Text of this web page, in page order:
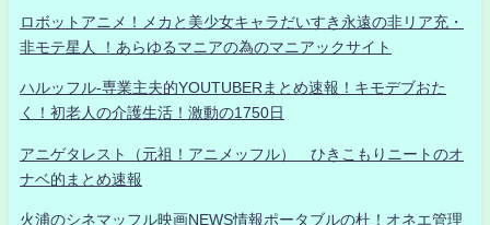
ロボットアニメ！メカと美少女キャラだいすき永遠の非リア充・
非モテ星人 ！あらゆるマニアの為のマニアックサイト
ハルッフル-専業主夫的YOUTUBERまとめ速報！キモデブおた
く！初老人の介護生活！激動の1750日
アニゲタレスト（元祖！アニメッフル） ひきこもりニートのオ
ナベ的まとめ速報
火浦のシネマッフル映画NEWS情報ポータブルの杜！オネエ管理